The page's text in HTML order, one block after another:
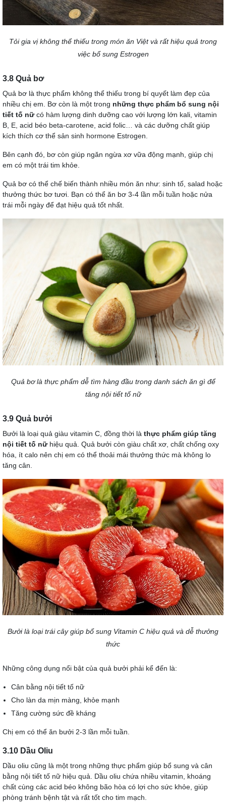
Tỏi gia vị không thể thiếu trong món ăn Việt và rất hiệu quả trong
việc bổ sung Estrogen
3.8 Quả bơ
Quả bơ là thực phẩm không thể thiếu trong bí quyết làm đẹp của
nhiều chị em. Bơ còn là một trong những thực phẩm bổ sung nội
tiết tố nữcó hàm lượng dinh dưỡng cao với lượng lớn kali, vitamin
B, E, acid béo beta-carotene, acid folic… và các dưỡng chất giúp
kích thích cơ thể sản sinh hormone Estrogen.
Bên cạnh đó, bơ còn giúp ngăn ngừa xơ vữa động mạnh, giúp chị
em có một trái tim khỏe.
Quả bơ có thể chế biến thành nhiều món ăn như: sinh tố, salad hoặc
thưởng thức bơ tươi. Bạn có thể ăn bơ 3-4 lần mỗi tuần hoặc nửa
trái mỗi ngày để đạt hiệu quả tốt nhất.
Quả bơ là thực phẩm dễ tìm hàng đầu trong danh sách ăn gì để
tăng nội tiết tố nữ
3.9 Quả bưởi
Bưởi là loại quả giàu vitamin C, đồng thời là thực phẩm giúp tăng
nội tiết tố nữhiệu quả. Quả bưởi còn giàu chất xơ, chất chống oxy
hóa, ít calo nên chị em có thể thoải mái thưởng thức mà không lo
tăng cân.
Bưởi là loại trái cây giúp bổ sung Vitamin C hiệu quả và dễ thưởng
thức
Những công dụng nổi bật của quả bưởi phải kể đến là:
Cân bằng nội tiết tố nữ
Cho làn da mịn màng, khỏe mạnh
Tăng cường sức đề kháng
Chị em có thể ăn bưởi 2-3 lần mỗi tuần.
3.10 Dầu Oliu
Dầu oliu cũng là một trong những thực phẩm giúp bổ sung và cân
bằng nội tiết tố nữ hiệu quả. Dầu oliu chứa nhiều vitamin, khoáng
chất cùng các acid béo không bão hòa có lợi cho sức khỏe, giúp
phòng tránh bệnh tật và rất tốt cho tim mạch.